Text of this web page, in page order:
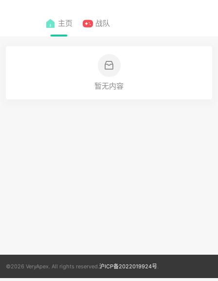
主页 战队
暂无内容
©2026 VeryApex. All rights reserved.沪ICP备2022019924号.